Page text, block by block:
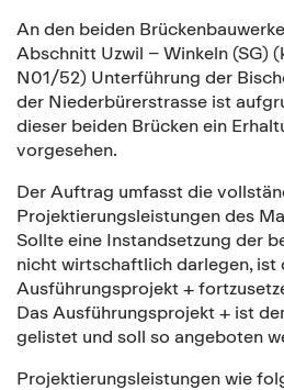
An den beiden
Abschnitt Uzwil – Winkeln (SG)
N01/52) Unterführung der
der Niederbürerstrasse ist
dieser beiden Brücken ein
vorgesehen.
Der Auftrag umfasst die
Projektierungsleistungen des
Sollte eine Instandsetzung der
nicht wirtschaftlich darlegen, ist
Ausführungsprojekt +
Das Ausführungsprojekt + ist
gelistet und soll so angeboten
Projektierungsleistungen wie